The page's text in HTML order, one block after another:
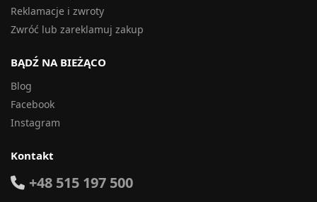
Reklamacje i zwroty
Zwróć lub zareklamuj zakup
BĄDŹ NA BIEŻĄCO
Blog
Facebook
Instagram
Kontakt
+48 515 197 500